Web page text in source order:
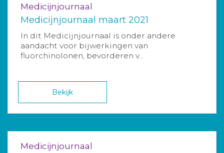
Medicijnjournaal
Medicijnjournaal maart 2021
In dit Medicijnjournaal is onder andere
aandacht voor bijwerkingen van
fluorchinolonen, bevorderen v...
Bekijk
Medicijnjournaal